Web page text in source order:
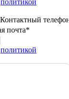
Контактный
почта*
политикой